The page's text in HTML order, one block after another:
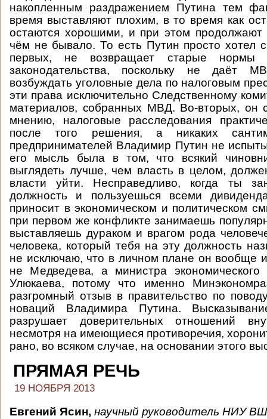
накопленным раздражением Путина тем
время выставляют плохим, в то время как
остаются хорошими, и при этом продолжают
чём не бывало. То есть Путин просто хотел
первых, не возвращает старые нормы
законодательства, поскольку не даёт
возбуждать уголовные дела по налоговым
эти права исключительно Следственному
материалов, собранных МВД. Во-вторых, он
мнению, налоговые расследования
после того решения, а никаких
предпринимателей Владимир Путин не
его мысль была в том, что всякий
выглядеть лучше, чем власть в целом,
власти уйти. Несправедливо, когда ты
должность и пользуешься всеми
приносит в экономическом и политическом
при первом же конфликте занимаешь
выставляешь дураком и врагом рода
человека, который тебя на эту должность
не исключаю, что в личном плане он вообще
не Медведева, а министра экономического
Улюкаева, потому что именно
разгромный отзыв в правительство по
новаций Владимира Путина.
разрушает доверительных отношений
несмотря на имеющиеся противоречия,
рано, во всяком случае, на основании этого
ПРЯМАЯ РЕЧЬ
19 НОЯБРЯ 2013
Евгений Ясин, научный руководитель НИУ